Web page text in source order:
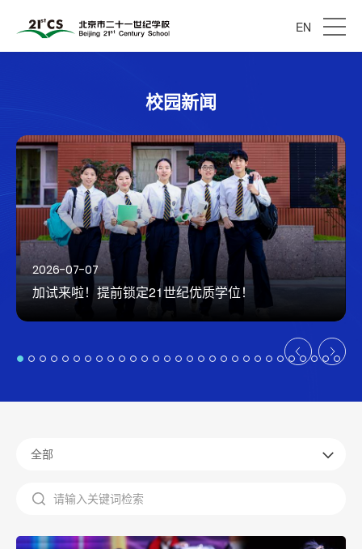
EN
校园新闻
2026-07-07
加试来啦！提前锁定21世纪优质学位！